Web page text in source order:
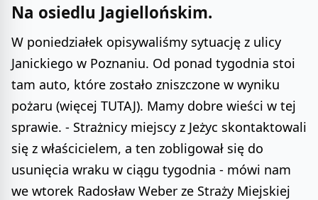
Na osiedlu Jagiellońskim.
W poniedziałek opisywaliśmy sytuację z ulicy
Janickiego w Poznaniu. Od ponad tygodnia stoi
tam auto, które zostało zniszczone w wyniku
pożaru (więcej TUTAJ). Mamy dobre wieści w tej
sprawie. - Strażnicy miejscy z Jeżyc skontaktowali
się z właścicielem, a ten zobligował się do
usunięcia wraku w ciągu tygodnia - mówi nam
we wtorek Radosław Weber ze Straży Miejskiej